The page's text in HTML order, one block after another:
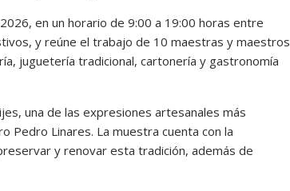
en un horario de 9:00 a 19:00 horas entre
y reúne el trabajo de 10 maestras y maestros
juguetería tradicional, cartonería y gastronomía
una de las expresiones artesanales más
Pedro Linares. La muestra cuenta con la
y renovar esta tradición, además de